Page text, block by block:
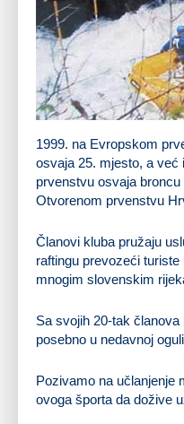
1999. na Evropskom
osvaja 25. mjesto, a već
prvenstvu osvaja
Otvorenom prvenstvu
Članovi kluba pružaju
raftingu prevozeći
mnogim slovenskim
Sa svojih 20-tak
posebno u nedavnoj
Pozivamo na učlanjenje
ovoga športa da dožive